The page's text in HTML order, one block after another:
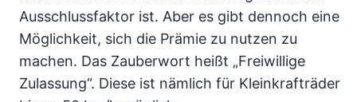
Ausschlussfaktor ist. Aber es gibt dennoch eine
Möglichkeit, sich die Prämie zu nutzen zu
machen. Das Zauberwort heißt „Freiwillige
Zulassung“. Diese ist nämlich für Kleinkrafträder